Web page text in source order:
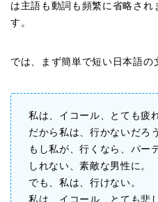
は主語も動詞も頻繁に省略され
す。
では、まず簡単で短い日本語の
私は、イコール、とても疲
だから私は、行かないだろ
もし私が、行くなら、パー
しれない、素敵な男性に。
でも、私は、行けない。
私は、イコール、とても悲